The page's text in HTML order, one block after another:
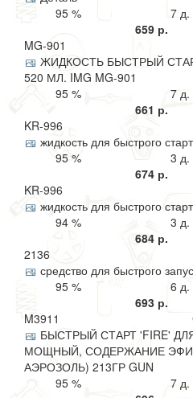
95 %
7 д.
659 р.
MG-901
ЖИДКОСТЬ БЫСТРЫЙ
520 МЛ. IMG MG-901
95 %
7 д.
661 р.
KR-996
жидкость для быстрого
95 %
3 д.
674 р.
KR-996
жидкость для быстрого
94 %
3 д.
684 р.
2136
средство для быстрого
95 %
6 д.
693 р.
M3911
БЫСТРЫЙ СТАРТ 'FIRE'
МОЩНЫЙ, СОДЕРЖАНИЕ
АЭРОЗОЛЬ) 213ГР GUN
95 %
7 д.